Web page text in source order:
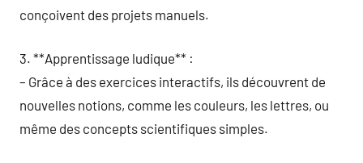
conçoivent des projets manuels.
3. **Apprentissage ludique** :
– Grâce à des exercices interactifs, ils découvrent de
nouvelles notions, comme les couleurs, les lettres, ou
même des concepts scientifiques simples.